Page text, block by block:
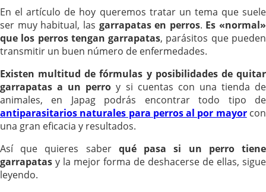
En el artículo de hoy queremos tratar un tema que suele
ser muy habitual, las garrapatas en perros. Es «normal»
que los perros tengan garrapatas, parásitos que pueden
transmitir un buen número de enfermedades.
Existen multitud de fórmulas y posibilidades de quitar
garrapatas a un perro y si cuentas con una tienda de
animales, en Japag podrás encontrar todo tipo de
antiparasitarios naturales para perros al por mayorcon
una gran eficacia y resultados.
Así que quieres saber qué pasa si un perro tiene
garrapatas y la mejor forma de deshacerse de ellas, sigue
leyendo.